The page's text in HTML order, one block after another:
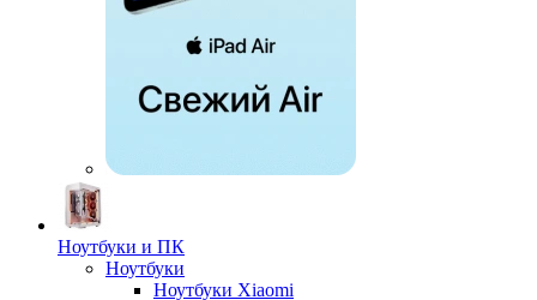
Ноутбуки и ПК
Ноутбуки
Ноутбуки Xiaomi